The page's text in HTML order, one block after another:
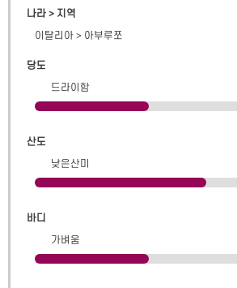
나라 > 지역
이탈리아 > 아부루쪼
당도
드라이함
산도
낮은산미
바디
가벼움